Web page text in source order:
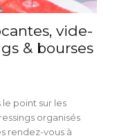
vide-
& bourses
point sur les
organisés
rendez-vous à